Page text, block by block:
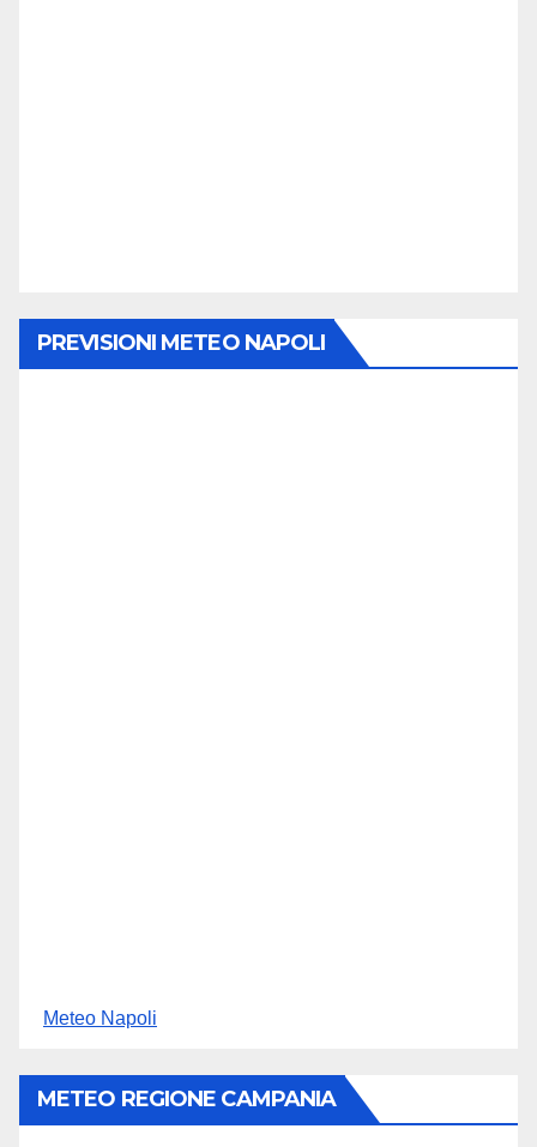
PREVISIONI METEO NAPOLI
Meteo Napoli
METEO REGIONE CAMPANIA